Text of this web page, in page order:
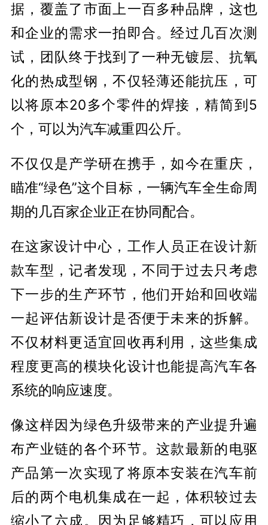
据，覆盖了市面上一百多种品牌，这也
和企业的需求一拍即合。经过几百次测
试，团队终于找到了一种无镀层、抗氧
化的热成型钢，不仅轻薄还能抗压，可
以将原本20多个零件的焊接，精简到5
个，可以为汽车减重四公斤。
不仅仅是产学研在携手，如今在重庆，
瞄准“绿色”这个目标，一辆汽车全生命周
期的几百家企业正在协同配合。
在这家设计中心，工作人员正在设计新
款车型，记者发现，不同于过去只考虑
下一步的生产环节，他们开始和回收端
一起评估新设计是否便于未来的拆解。
不仅材料更适宜回收再利用，这些集成
程度更高的模块化设计也能提高汽车各
系统的响应速度。
像这样因为绿色升级带来的产业提升遍
布产业链的各个环节。这款最新的电驱
产品第一次实现了将原本安装在汽车前
后的两个电机集成在一起，体积较过去
缩小了六成。因为足够精巧，可以应用